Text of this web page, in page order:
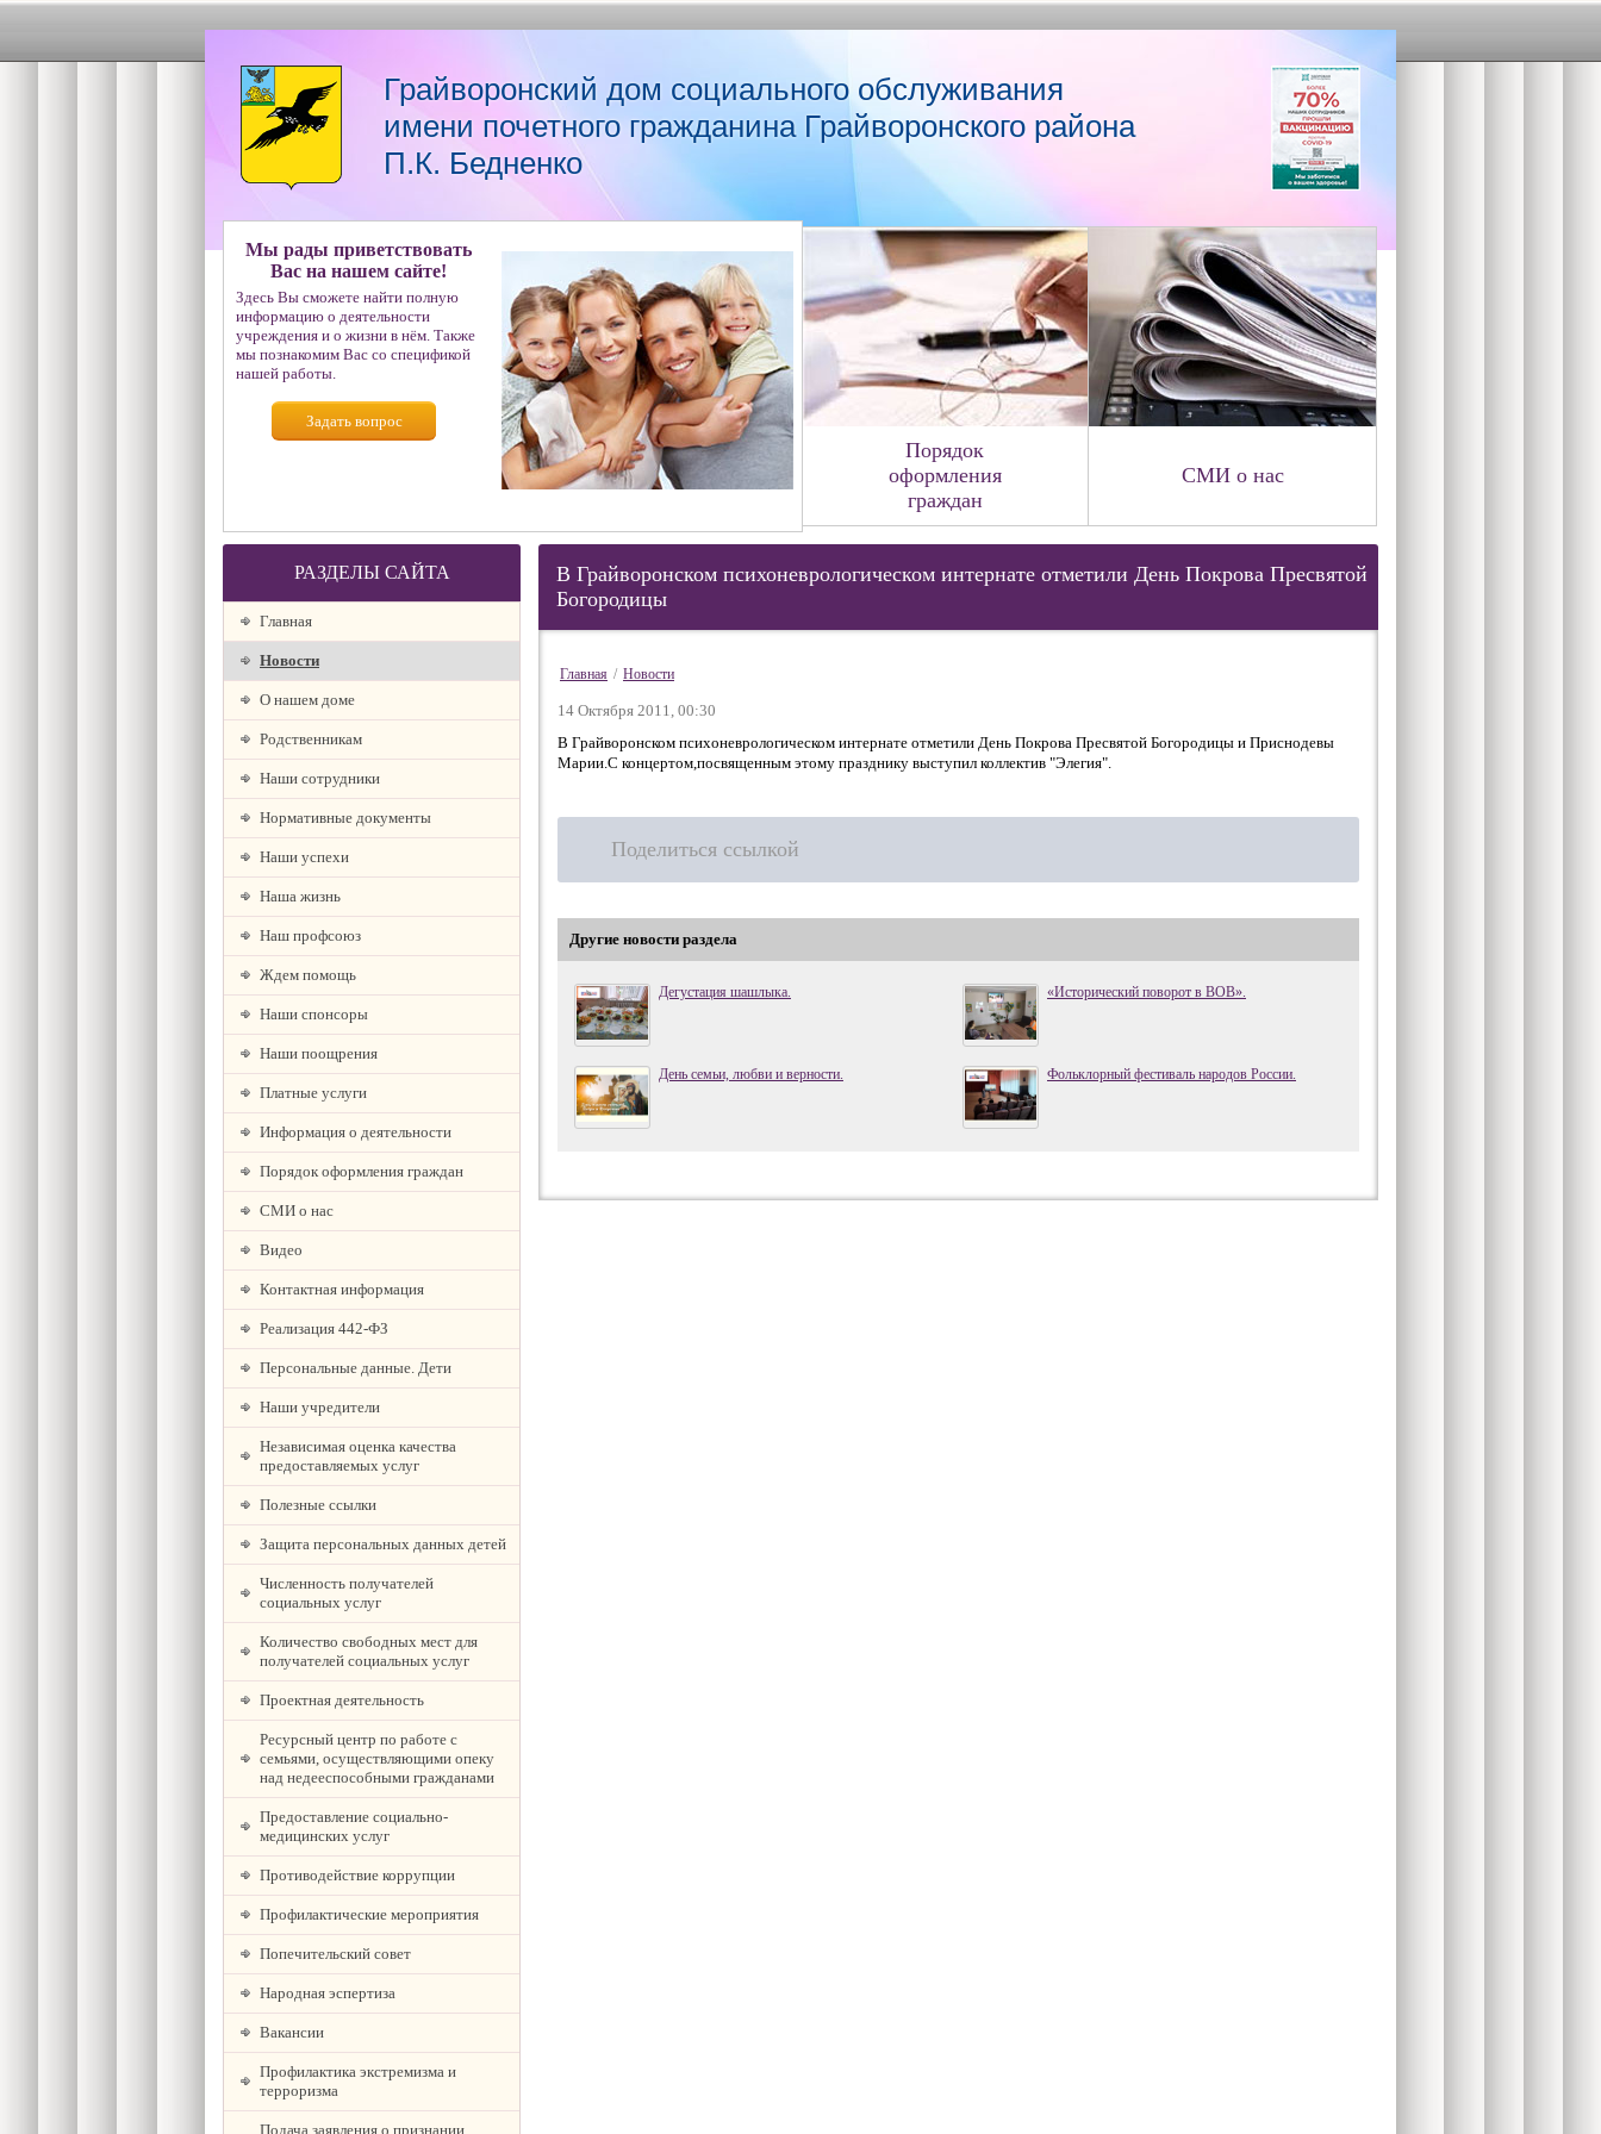
Грайворонский дом социального обслуживания
имени почетного гражданина Грайворонского района
П.К. Бедненко
Мы рады приветствовать
Вас на нашем сайте!
Здесь Вы сможете найти полную
информацию о деятельности
учреждения и о жизни в нём. Также
мы познакомим Вас со спецификой
нашей работы.
Задать вопрос
Порядок
оформления
граждан
СМИ о нас
РАЗДЕЛЫ САЙТА
Главная
Новости
О нашем доме
Родственникам
Наши сотрудники
Нормативные документы
Наши успехи
Наша жизнь
Наш профсоюз
Ждем помощь
Наши спонсоры
Наши поощрения
Платные услуги
Информация о деятельности
Порядок оформления граждан
СМИ о нас
Видео
Контактная информация
Реализация 442-ФЗ
Персональные данные. Дети
Наши учредители
Независимая оценка качества
предоставляемых услуг
Полезные ссылки
Защита персональных данных детей
Численность получателей
социальных услуг
Количество свободных мест для
получателей социальных услуг
Проектная деятельность
Ресурсный центр по работе с
семьями, осуществляющими опеку
над недееспособными гражданами
Предоставление социально-
медицинских услуг
Противодействие коррупции
Профилактические мероприятия
Попечительский совет
Народная эспертиза
Вакансии
Профилактика экстремизма и
терроризма
Подача заявления о признании
В Грайворонском психоневрологическом интернате отметили День Покрова Пресвятой
Богородицы
Главная / Новости
14 Октября 2011, 00:30
В Грайворонском психоневрологическом интернате отметили День Покрова Пресвятой Богородицы и Приснодевы
Марии.С концертом,посвященным этому празднику выступил коллектив "Элегия".
Поделиться ссылкой
Другие новости раздела
Дегустация шашлыка. «Исторический поворот в ВОВ».
День семьи, любви и верности. Фольклорный фестиваль народов России.